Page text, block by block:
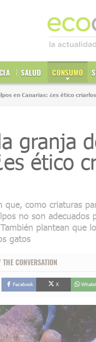
SALUD CONSUMO
en Canarias: ¿es ético
granja
ético
que, como criaturas
no son adecuados
plantean que
gatos
THE CONVERSATION
Facebook X